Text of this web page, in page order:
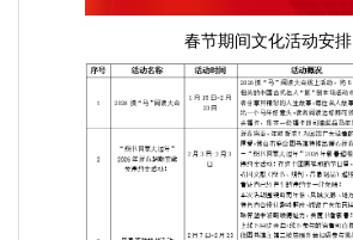
春节期间文化活动安排